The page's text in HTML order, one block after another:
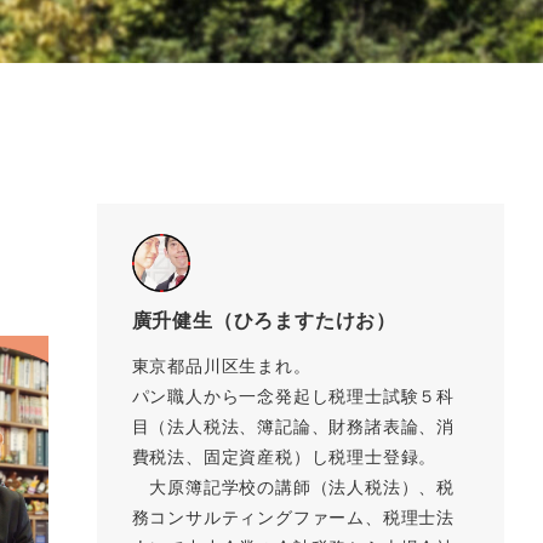
廣升健生（ひろますたけお）
東京都品川区生まれ。
パン職人から一念発起し税理士試験５科
目（法人税法、簿記論、財務諸表論、消
費税法、固定資産税）し税理士登録。
大原簿記学校の講師（法人税法）、税
務コンサルティングファーム、税理士法